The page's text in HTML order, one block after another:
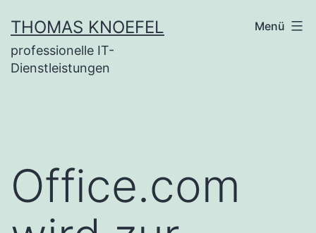
Inhalt
springen
THOMAS KNOEFEL
professionelle IT-
Dienstleistungen
Menü
Office.com